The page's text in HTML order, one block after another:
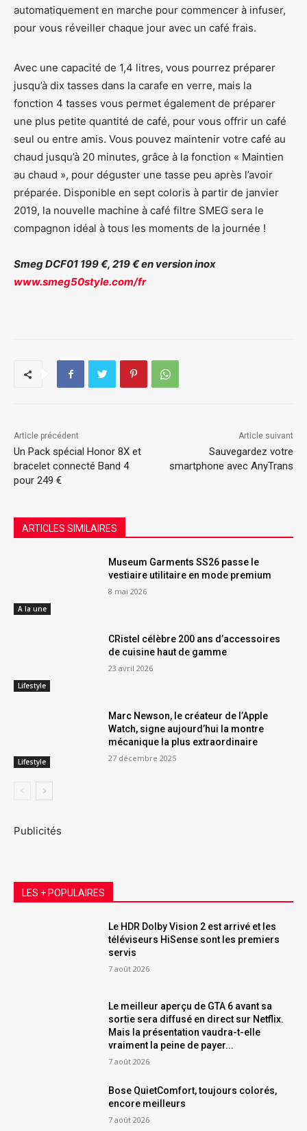
automatiquement en marche pour commencer à infuser,
pour vous réveiller chaque jour avec un café frais.
Avec une capacité de 1,4 litres, vous pourrez préparer
jusqu’à dix tasses dans la carafe en verre, mais la
fonction 4 tasses vous permet également de préparer
une plus petite quantité de café, pour vous offrir un café
seul ou entre amis. Vous pouvez maintenir votre café au
chaud jusqu’à 20 minutes, grâce à la fonction « Maintien
au chaud », pour déguster une tasse peu après l’avoir
préparée. Disponible en sept coloris à partir de janvier
2019, la nouvelle machine à café filtre SMEG sera le
compagnon idéal à tous les moments de la journée !
Smeg DCF01 199 €, 219 € en version inox
www.smeg50style.com/fr
Article précédent
Un Pack spécial Honor 8X et
bracelet connecté Band 4
pour 249 €
Article suivant
Sauvegardez votre
smartphone avec AnyTrans
ARTICLES SIMILAIRES
A la une
Museum Garments SS26 passe le
vestiaire utilitaire en mode premium
8 mai 2026
Lifestyle
CRistel célèbre 200 ans d’accessoires
de cuisine haut de gamme
23 avril 2026
Lifestyle
Marc Newson, le créateur de l’Apple
Watch, signe aujourd’hui la montre
mécanique la plus extraordinaire
27 décembre 2025
Publicités
LES + POPULAIRES
Le HDR Dolby Vision 2 est arrivé et les
téléviseurs HiSense sont les premiers
servis
7 août 2026
Le meilleur aperçu de GTA 6 avant sa
sortie sera diffusé en direct sur Netflix.
Mais la présentation vaudra-t-elle
vraiment la peine de payer...
7 août 2026
Bose QuietComfort, toujours colorés,
encore meilleurs
7 août 2026